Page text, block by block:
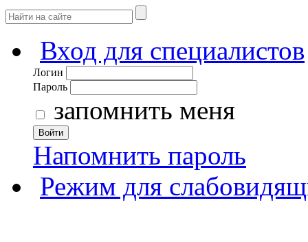
Вход для специалистов
Логин
Пароль
запомнить меня
Войти
Напомнить пароль
Режим для